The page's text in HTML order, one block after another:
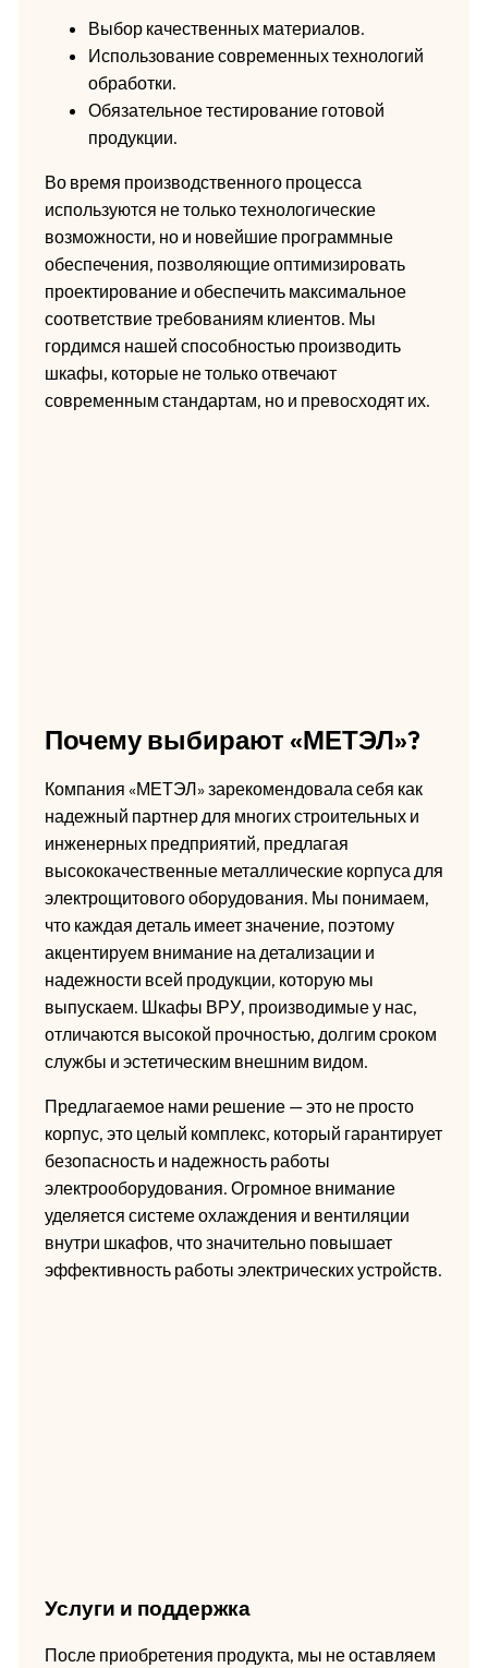
Выбор качественных материалов.
Использование современных технологий
обработки.
Обязательное тестирование готовой
продукции.
Во время производственного процесса
используются не только технологические
возможности, но и новейшие программные
обеспечения, позволяющие оптимизировать
проектирование и обеспечить максимальное
соответствие требованиям клиентов. Мы
гордимся нашей способностью производить
шкафы, которые не только отвечают
современным стандартам, но и превосходят их.
Почему выбирают «МЕТЭЛ»?
Компания «МЕТЭЛ» зарекомендовала себя как
надежный партнер для многих строительных и
инженерных предприятий, предлагая
высококачественные металлические корпуса для
электрощитового оборудования. Мы понимаем,
что каждая деталь имеет значение, поэтому
акцентируем внимание на детализации и
надежности всей продукции, которую мы
выпускаем. Шкафы ВРУ, производимые у нас,
отличаются высокой прочностью, долгим сроком
службы и эстетическим внешним видом.
Предлагаемое нами решение — это не просто
корпус, это целый комплекс, который гарантирует
безопасность и надежность работы
электрооборудования. Огромное внимание
уделяется системе охлаждения и вентиляции
внутри шкафов, что значительно повышает
эффективность работы электрических устройств.
Услуги и поддержка
После приобретения продукта, мы не оставляем